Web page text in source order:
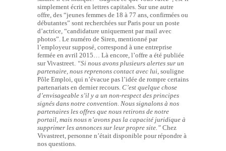
simplement écrit en lettres capitales. Sur une autre
offre, des “jeunes femmes de 18 à 77 ans, confirmées ou
débutantes” sont recherchées sur Paris pour un poste
d’actrice, “candidature uniquement par mail avec
photos”. Le numéro de Siren, mentionné par
l’employeur supposé, correspond à une entreprise
fermée en avril 2015… Là encore, l’offre a été publiée
sur Vivastreet. “Si nous avons plusieurs alertes sur un
partenaire, nous reprenons contact avec lui , souligne
Pôle Emploi, qui n’évacue pas l’idée de rompre certains
partenariats en dernier recours. C’est quelque chose
d’envisageable s’il y a un non-respect des principes
signés dans notre convention. Nous signalons à nos
partenaires les offres que nous retirons de notre
portail, mais nous n’avons pas la capacité juridique à
supprimer les annonces sur leur propre site.” Chez
Vivastreet, personne n’était disponible pour répondre à
nos questions.